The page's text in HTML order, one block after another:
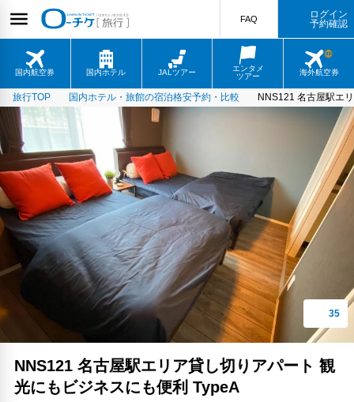
国内航空券 国内ホテル JALツアー
エンタメ
ツアー
海外航空券
FAQ
ログイン
予約確認
旅行TOP 国内ホテル・旅館の宿泊格安予約・比較 NNS121 名古屋駅エ
NNS121 名古屋駅エリア貸し切りアパート 観
光にもビジネスにも便利 TypeA